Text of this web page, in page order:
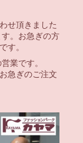
せ頂きました
。お急ぎの方
す。
業です。
急ぎのご注文